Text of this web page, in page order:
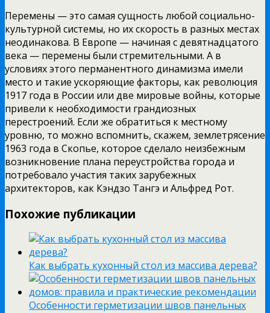
Перемены — это самая сущность любой социально-
культурной системы, но их скорость в разных местах
неодинакова. В Европе — начиная с девятнадцатого
века — перемены были стремительными. А в
условиях этого перманентного динамизма имели
место и такие ускоряющие факторы, как революция
1917 года в России или две мировые войны, которые
привели к необходимости грандиозных
перестроений. Если же обратиться к местному
уровню, то можно вспомнить, скажем, землетрясение
1963 года в Скопье, которое сделало неизбежным
возникновение плана переустройства города и
потребовало участия таких зарубежных
архитекторов, как Кэндзо Тангэ и Альфред Рот.
Похожие публикации
Как выбрать кухонный стол из массива дерева?
Особенности герметизации швов панельных